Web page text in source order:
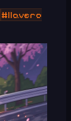
#llavero